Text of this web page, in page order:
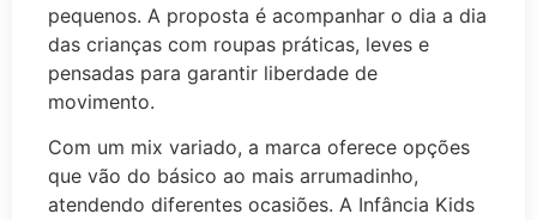
pequenos. A proposta é acompanhar o dia a dia
das crianças com roupas práticas, leves e
pensadas para garantir liberdade de
movimento.
Com um mix variado, a marca oferece opções
que vão do básico ao mais arrumadinho,
atendendo diferentes ocasiões. A Infância Kids